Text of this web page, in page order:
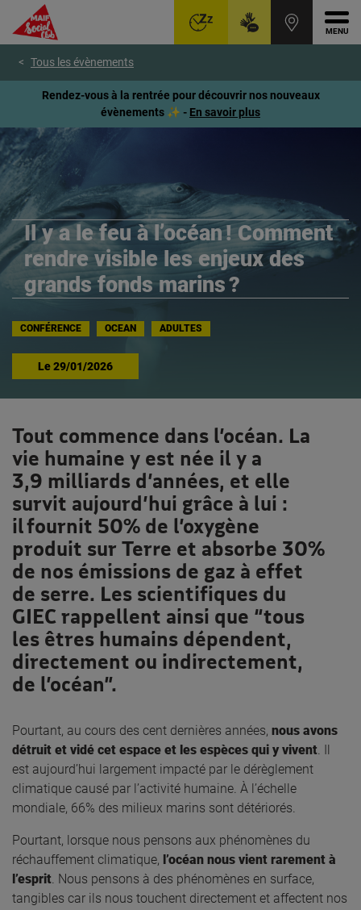
contenu
page
Tous les évènements
Rendez-vous à la rentrée pour découvrir nos nouveaux
évènements ✨ - En savoir plus
Il y a le feu à l’océan ! Comment
rendre visible les enjeux des
grands fonds marins ?
CONFÉRENCE OCEAN ADULTES
Le29/01/2026
Tout commence dans l’océan. La
vie humaine y est née il y a
3,9 milliards d’années, et elle
survit aujourd’hui grâce à lui :
il fournit 50% de l’oxygène
produit sur Terre et absorbe 30%
de nos émissions de gaz à effet
de serre. Les scientifiques du
GIEC rappellent ainsi que “tous
les êtres humains dépendent,
directement ou indirectement,
de l’océan”.
Pourtant, au cours des cent dernières années, nous avons
détruit et vidé cet espace et les espèces qui y vivent. Il
est aujourd’hui largement impacté par le dérèglement
climatique causé par l’activité humaine. À l’échelle
mondiale, 66% des milieux marins sont détériorés.
Pourtant, lorsque nous pensons aux phénomènes du
réchauffement climatique, l’océan nous vient rarement à
l’esprit. Nous pensons à des phénomènes en surface,
tangibles car ils nous touchent directement et affectent nos